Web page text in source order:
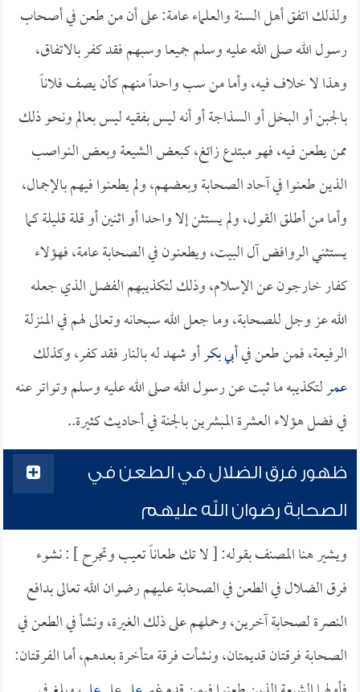
ولذلك اتفق أهل السنة والعلماء عامة: على أن من طعن في أصحاب
رسول الله صلى الله عليه وسلم جميعا وسبهم فقد كفر بالاتفاق،
وهذا لا خلاف فيه، وأما من سب واحداً منهم كأن يصف فلاناً
بالجبن أو البخل أو السذاجة أو أنه ليس بفقيه ليس بعالم ونحو ذلك
ممن يطعن فيه، فهو مبتدع زائغ، كبعض الشيعة وبعض النواصب
الذين طعنوا في آحاد الصحابة وبعضهم، ولم يطعنوا فيهم بالإجمال،
وأما من أطلق القول، ولم يستثن إلا واحدا أو اثنين أو قلة قليلة كما
يستثني الروافض آل البيت، ويطعنون في الصحابة عامة، فهؤلاء
كفار خارجون عن الإسلام، وذلك لتكذيبهم الفضل الذي جعله
الله عز وجل للصحابة، وما جعل الله سبحانه وتعالى لهم في المنزلة
الرفيعة، فمن طعن فيأبي بكرأو شهد له بالنار فقد كفر، وكذلك
عمرلتكذيبه ما ثبت عن رسول الله صلى الله عليه وسلم وتواتر عنه
في فضل هؤلاء العشرة المبشرين بالجنة في أحاديث كثيرة..
ظهور فرق الضلال في الطعن في
الصحابة رضوان الله عليهم
ويشير هنا المصنف بقوله: [ لا تك طعاناً تعيب وتجرح ] : نشوء
فرق الضلال في الطعن في الصحابة عليهم رضوان الله تعالى بدافع
النصرة لصحابة آخرين، وحملهم على ذلك الغيرة، ونشأ في الطعن في
الصحابة فرقتان قديمتان، ونشأت فرقة متأخرة بعدهم، أما الفرقتان: